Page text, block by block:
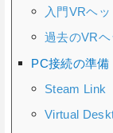
入門VRヘ
過去のVR
PC接続の準備
Steam Link
Virtual